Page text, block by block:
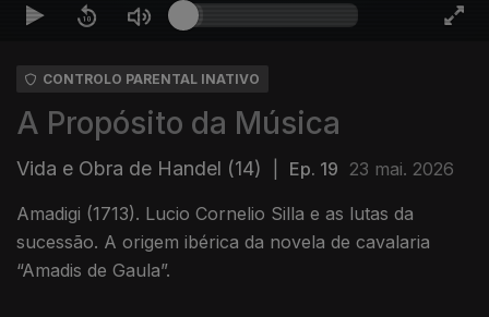
CONTROLO PARENTAL INATIVO
A Propósito da Música
Vida e Obra de Handel (14) Ep. 19 23 mai. 2026
Amadigi (1713). Lucio Cornelio Silla e as lutas da
sucessão. A origem ibérica da novela de cavalaria
“Amadis de Gaula”.